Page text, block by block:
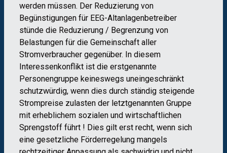
werden müssen. Der Reduzierung von
Begünstigungen für EEG-Altanlagenbetreiber
stünde die Reduzierung / Begrenzung von
Belastungen für die Gemeinschaft aller
Stromverbraucher gegenüber. In diesem
Interessenkonflikt ist die erstgenannte
Personengruppe keineswegs uneingeschränkt
schutzwürdig, wenn dies durch ständig steigende
Strompreise zulasten der letztgenannten Gruppe
mit erheblichem sozialen und wirtschaftlichen
Sprengstoff führt ! Dies gilt erst recht, wenn sich
eine gesetzliche Förderregelung mangels